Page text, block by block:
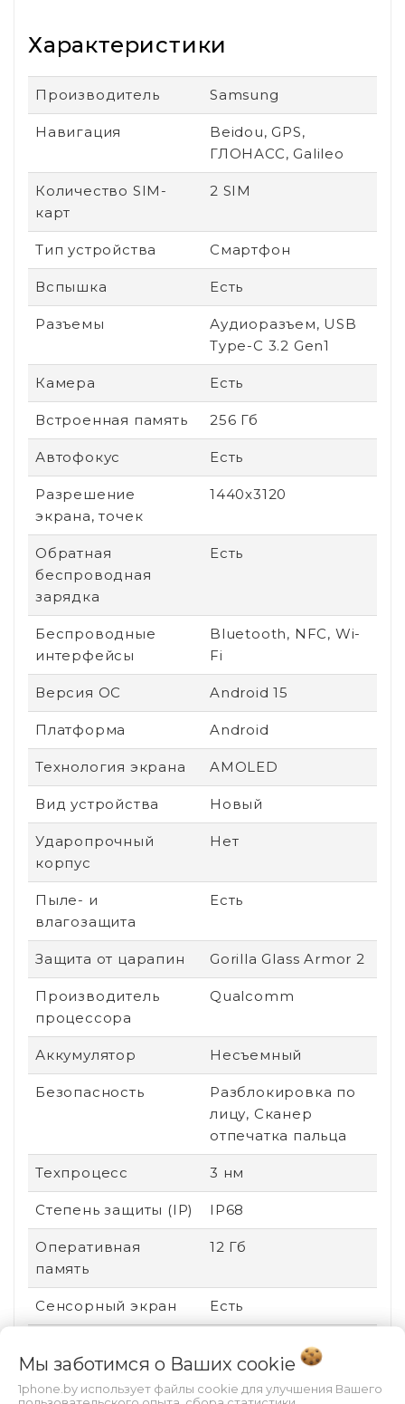
Характеристики
Производитель Samsung
Навигация
Beidou, GPS,
ГЛОНАСС, Galileo
Количество SIM-
карт
2 SIM
Тип устройства Смартфон
Вспышка Есть
Разъемы
Аудиоразъем, USB
Type-C 3.2 Gen1
Камера Есть
Встроенная память 256 Гб
Автофокус Есть
Разрешение
экрана, точек
1440x3120
Обратная
беспроводная
зарядка
Есть
Беспроводные
интерфейсы
Bluetooth, NFC, Wi-
Fi
Версия ОС Android 15
Платформа Android
Технология экрана AMOLED
Вид устройства Новый
Ударопрочный
корпус
Нет
Пыле- и
влагозащита
Есть
Защита от царапин Gorilla Glass Armor 2
Производитель
процессора
Qualcomm
Аккумулятор Несъемный
Безопасность
Разблокировка по
лицу, Сканер
отпечатка пальца
Техпроцесс 3 нм
Степень защиты (IP) IP68
Оперативная
память
12 Гб
Сенсорный экран Есть
2G (GSM), 3G (UMTS),
4G (LTE), 5G
Мы заботимся о Ваших cookie
1phone.by использует файлы cookie для улучшения Вашего